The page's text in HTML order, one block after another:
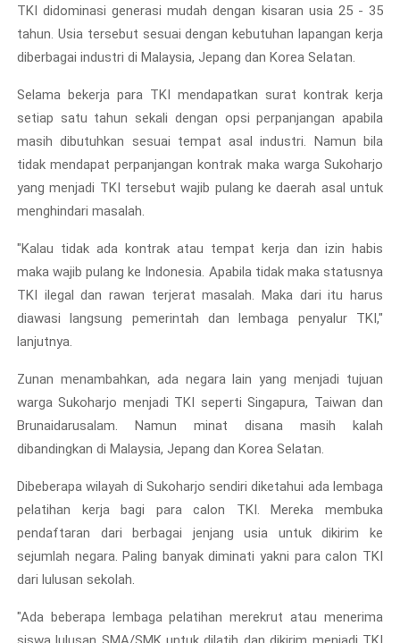
TKI didominasi generasi mudah dengan kisaran usia 25 - 35
tahun. Usia tersebut sesuai dengan kebutuhan lapangan kerja
diberbagai industri di Malaysia, Jepang dan Korea Selatan.
Selama bekerja para TKI mendapatkan surat kontrak kerja
setiap satu tahun sekali dengan opsi perpanjangan apabila
masih dibutuhkan sesuai tempat asal industri. Namun bila
tidak mendapat perpanjangan kontrak maka warga Sukoharjo
yang menjadi TKI tersebut wajib pulang ke daerah asal untuk
menghindari masalah.
"Kalau tidak ada kontrak atau tempat kerja dan izin habis
maka wajib pulang ke Indonesia. Apabila tidak maka statusnya
TKI ilegal dan rawan terjerat masalah. Maka dari itu harus
diawasi langsung pemerintah dan lembaga penyalur TKI,"
lanjutnya.
Zunan menambahkan, ada negara lain yang menjadi tujuan
warga Sukoharjo menjadi TKI seperti Singapura, Taiwan dan
Brunaidarusalam. Namun minat disana masih kalah
dibandingkan di Malaysia, Jepang dan Korea Selatan.
Dibeberapa wilayah di Sukoharjo sendiri diketahui ada lembaga
pelatihan kerja bagi para calon TKI. Mereka membuka
pendaftaran dari berbagai jenjang usia untuk dikirim ke
sejumlah negara. Paling banyak diminati yakni para calon TKI
dari lulusan sekolah.
"Ada beberapa lembaga pelatihan merekrut atau menerima